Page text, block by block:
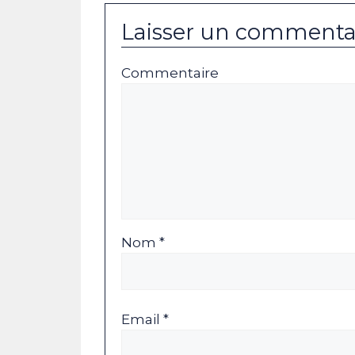
Laisser un
Commentaire
Nom *
Email *